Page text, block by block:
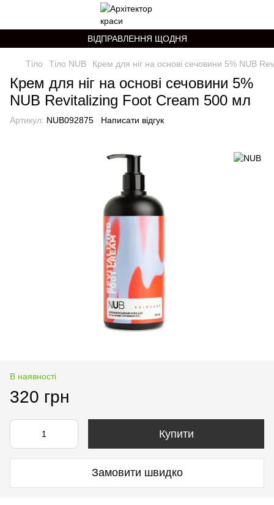
ВІДПРАВЛЕННЯ ЩОДНЯ
Тіло Тіло NUB Крем для ніг на основі сечовини 5% NUB
Крем для ніг на основі сечовини 5%
NUB Revitalizing Foot Cream 500 мл
Артикул: NUB092875 Написати відгук
В наявності
320 грн
Купити
Замовити швидко